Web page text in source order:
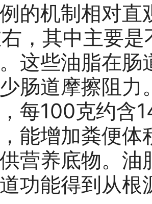
的机制相对
，其中主要
这些油脂在
肠道摩擦阻
每100克约含
能增加粪便
营养底物。
功能得到从根